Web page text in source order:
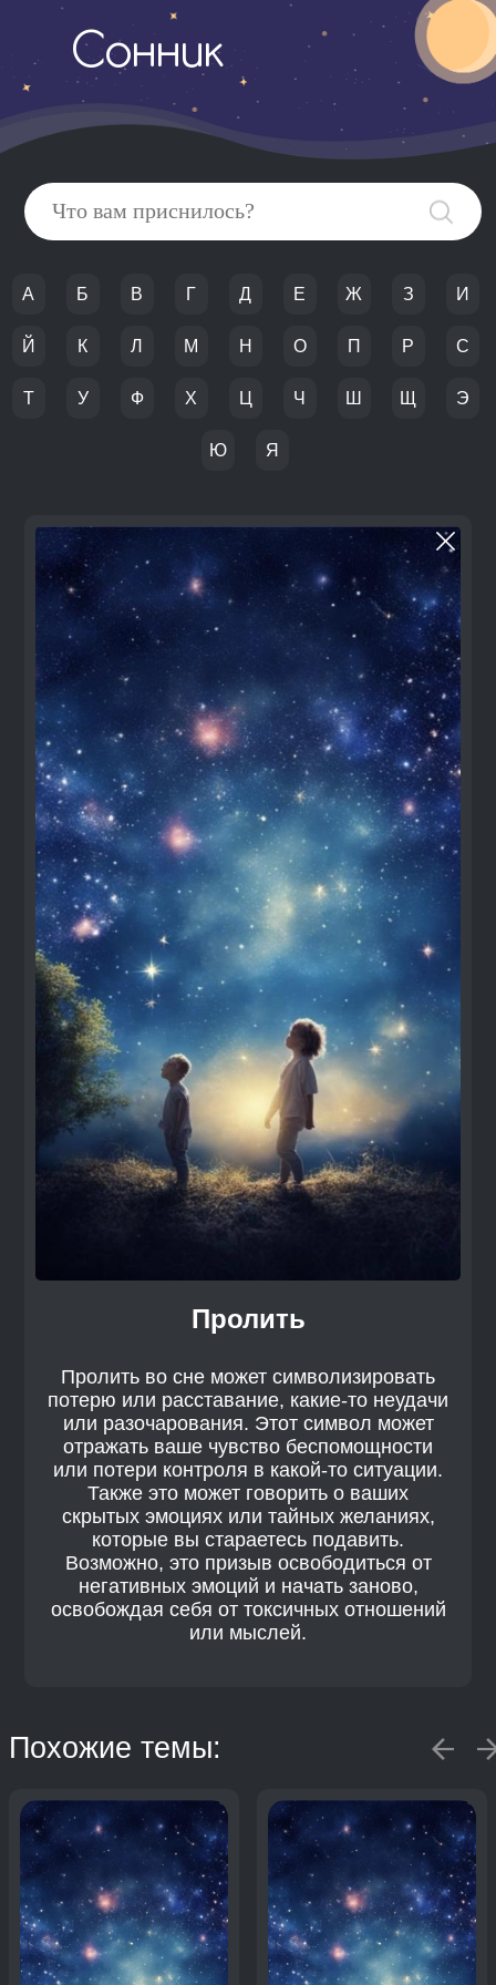
Сонник
А Б В Г Д Е Ж З И
Й К Л М Н О П Р С
Т У Ф Х Ц Ч Ш Щ Э
Ю Я
Пролить
Пролить во сне может символизировать
потерю или расставание, какие-то неудачи
или разочарования. Этот символ может
отражать ваше чувство беспомощности
или потери контроля в какой-то ситуации.
Также это может говорить о ваших
скрытых эмоциях или тайных желаниях,
которые вы стараетесь подавить.
Возможно, это призыв освободиться от
негативных эмоций и начать заново,
освобождая себя от токсичных отношений
или мыслей.
Похожие темы: